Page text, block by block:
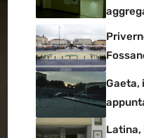
Gaeta,
Latina,